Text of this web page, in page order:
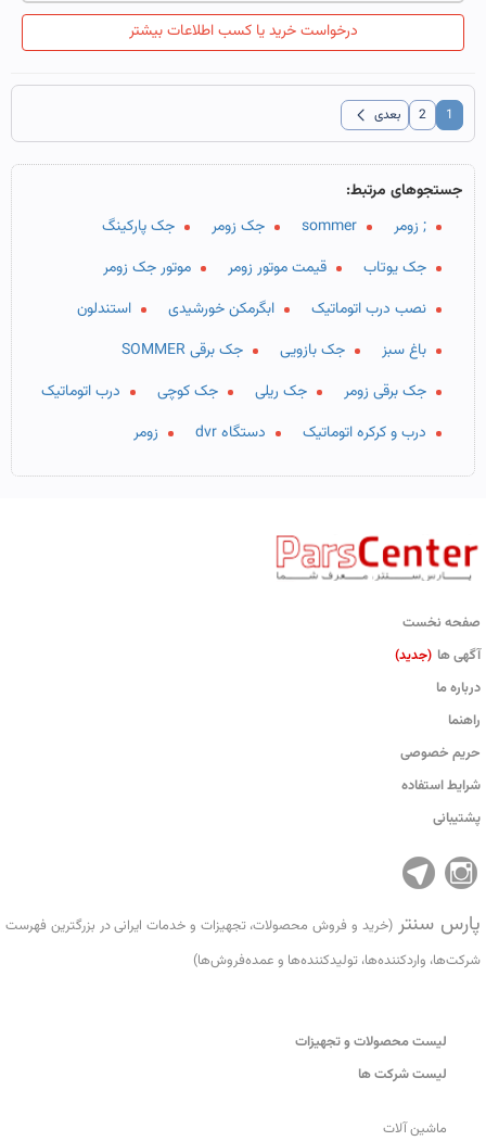
درخواست خرید یا کسب اطلاعات بیشتر
1
2 بعدی chevron_left
جستجوهای مرتبط:
; زومر
sommer جک زومر
جک پارکینگ
جک یوتاب
قیمت موتور زومر
موتور جک زومر
نصب درب اتوماتیک
ابگرمکن خورشیدی
استندلون
باغ سبز
جک بازویی
جک برقی SOMMER
جک برقی زومر
جک ریلی جک کوچی
درب اتوماتیک
درب و کرکره اتوماتیک
دستگاه dvr زومر
صفحه نخست
آگهی ها (جدید)
درباره ما
راهنما
حریم خصوصی
شرایط استفاده
پشتیبانی
پارس سنتر(خرید و فروش محصولات، تجهیزات و خدمات ایرانی در بزرگترین فهرست
شرکت‌ها، واردکننده‌ها، تولید‌کننده‌ها و عمده‌فروش‌ها)
لیست محصولات و تجهیزات
لیست شرکت ها
ماشین آلات